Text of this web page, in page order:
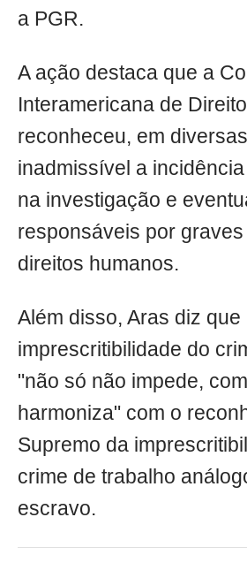
a PGR.
A ação destaca que a
Interamericana de
reconheceu, em
inadmissível a
na investigação e
responsáveis por
direitos humanos.
Além disso, Aras diz que
imprescritibilidade do
"não só não impede,
harmoniza" com o
Supremo da
crime de trabalho
escravo.